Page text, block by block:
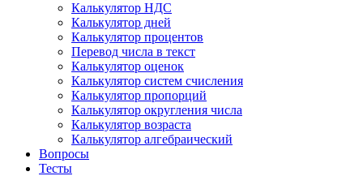
Калькулятор НДС
Калькулятор дней
Калькулятор процентов
Перевод числа в текст
Калькулятор оценок
Калькулятор систем счисления
Калькулятор пропорций
Калькулятор округления числа
Калькулятор возраста
Калькулятор алгебраический
Вопросы
Тесты